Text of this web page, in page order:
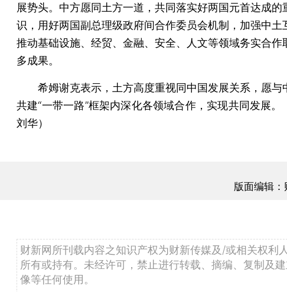
展势头。中方愿同土方一道，共同落实好两国元首达成的
识，用好两国副总理级政府间合作委员会机制，加强中土
推动基础设施、经贸、金融、安全、人文等领域务实合作
多成果。
希姆谢克表示，土方高度重视同中国发展关系，愿与
共建“一带一路”框架内深化各领域合作，实现共同发展。
刘华）
版面编辑：
财新网所刊载内容之知识产权为财新传媒及/或相关权利
所有或持有。未经许可，禁止进行转载、摘编、复制及
像等任何使用。